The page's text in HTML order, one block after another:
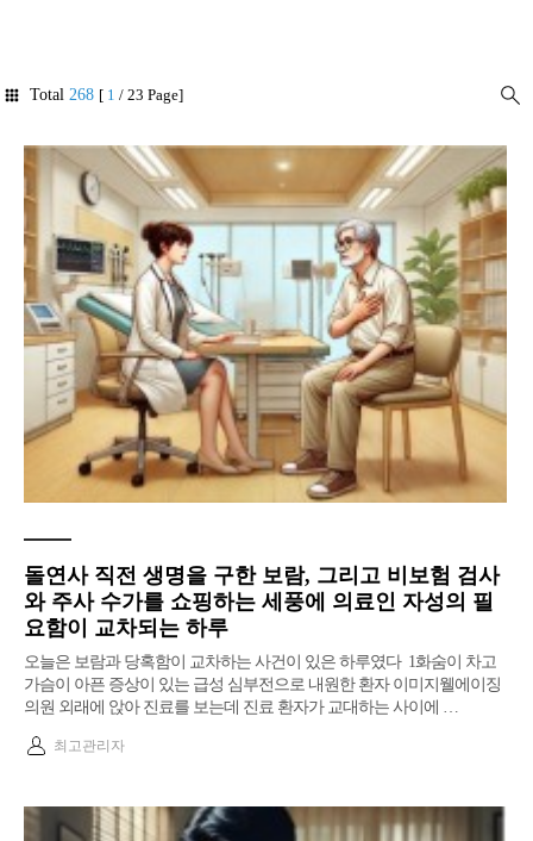
Total 268 [ 1 / 23 Page]
돌연사 직전 생명을 구한 보람, 그리고 비보험 검사
와 주사 수가를 쇼핑하는 세풍에 의료인 자성의 필
요함이 교차되는 하루
오늘은 보람과 당혹함이 교차하는 사건이 있은 하루였다 ​ 1화숨이 차고
가슴이 아픈 증상이 있는 급성 심부전으로 내원한 환자 이미지웰에이징
의원 외래에 앉아 진료를 보는데 진료 환자가 교대하는 사이에 …
최고관리자